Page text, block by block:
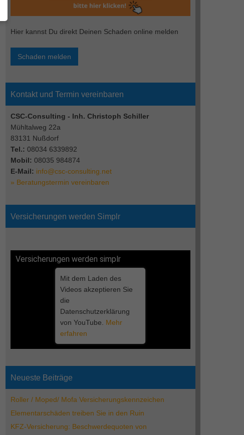
Hier kannst Du direkt Deinen Schaden online melden
Schaden melden
Kontakt und Termin vereinbaren
CSC-Consulting - Inh. Christoph Schiller
Mühltalweg 22a
83131 Nußdorf
Tel.: 08034 6339892
Mobil: 08035 984874
E-Mail: info@csc-consulting.net
» Beratungstermin vereinbaren
Versicherungen werden Simplr
Versicherungen werden simplr
Mit dem Laden des
Videos akzeptieren Sie
die
Datenschutzerklärung
von YouTube. Mehr
erfahren
Neueste Beiträge
Roller / Moped/ Mofa Versicherungskennzeichen
Elementarschäden treiben Sie in den Ruin
KFZ-Versicherung: Beschwerdequoten von